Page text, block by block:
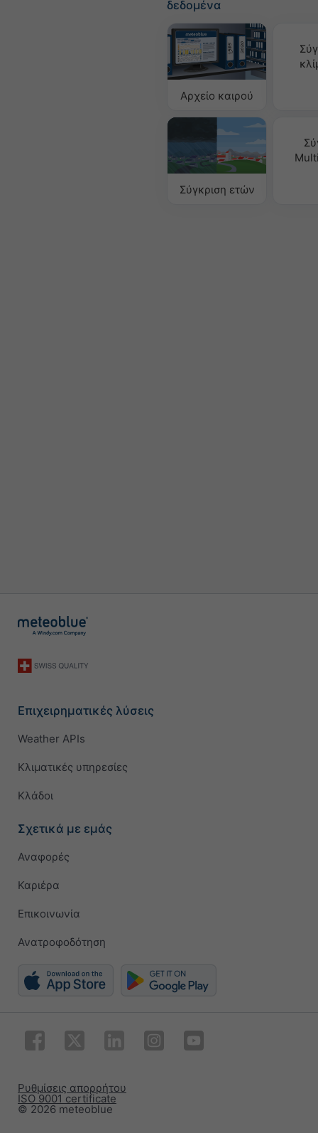
δεδομένα
Αρχείο καιρού
Σύγκριση ετών
Επιχειρηματικές λύσεις
Weather APIs
Κλιματικές υπηρεσίες
Κλάδοι
Σχετικά με εμάς
Αναφορές
Καριέρα
Επικοινωνία
Ανατροφοδότηση
© 2026 meteoblue
ISO 9001 certificate
Ρυθμίσεις απορρήτου